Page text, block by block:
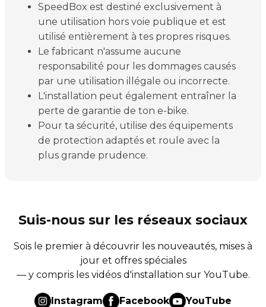
SpeedBox est destiné exclusivement à
une utilisation hors voie publique et est
utilisé entièrement à tes propres risques.
Le fabricant n'assume aucune
responsabilité pour les dommages causés
par une utilisation illégale ou incorrecte.
L'installation peut également entraîner la
perte de garantie de ton e-bike.
Pour ta sécurité, utilise des équipements
de protection adaptés et roule avec la
plus grande prudence.
Suis-nous sur les réseaux sociaux
Sois le premier à découvrir les nouveautés, mises à
jour et offres spéciales
— y compris les vidéos d'installation sur YouTube.
Instagram Facebook YouTube